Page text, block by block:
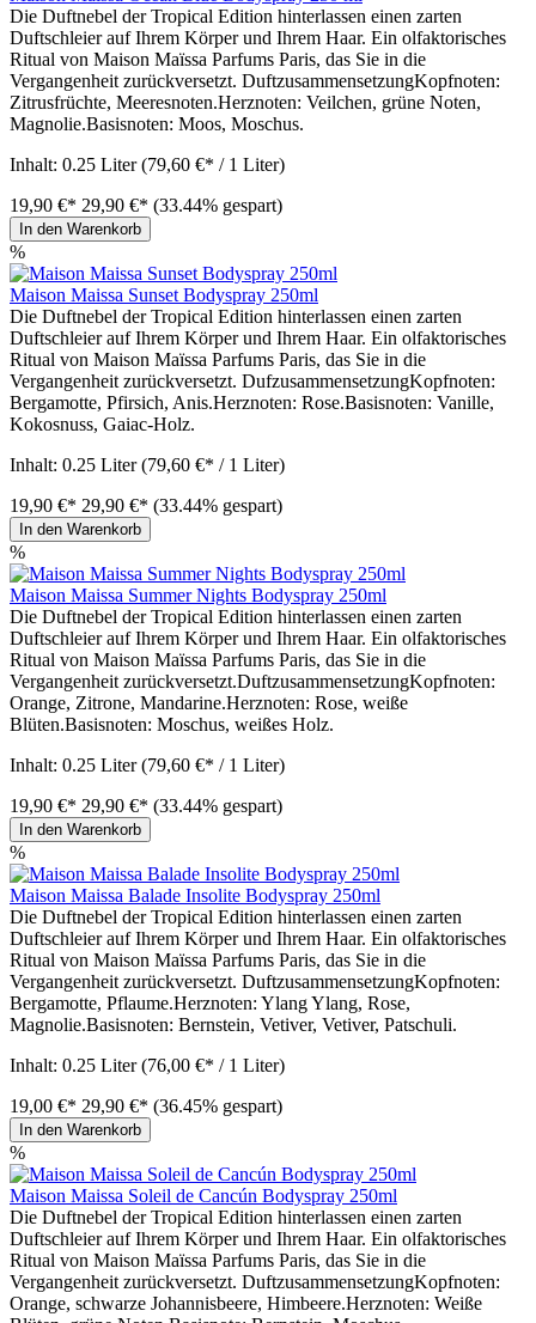
Die Duftnebel der Tropical Edition hinterlassen einen zarten
Duftschleier auf Ihrem Körper und Ihrem Haar. Ein olfaktorisches
Ritual von Maison Maïssa Parfums Paris, das Sie in die
Vergangenheit zurückversetzt. DuftzusammensetzungKopfnoten:
Zitrusfrüchte, Meeresnoten.Herznoten: Veilchen, grüne Noten,
Magnolie.Basisnoten: Moos, Moschus.
Inhalt: 0.25 Liter(79,60 €* / 1 Liter)
19,90 €* 29,90 €* (33.44% gespart)
In den Warenkorb
%
Maison Maissa Sunset Bodyspray 250ml
Die Duftnebel der Tropical Edition hinterlassen einen zarten
Duftschleier auf Ihrem Körper und Ihrem Haar. Ein olfaktorisches
Ritual von Maison Maïssa Parfums Paris, das Sie in die
Vergangenheit zurückversetzt. DufzusammensetzungKopfnoten:
Bergamotte, Pfirsich, Anis.Herznoten: Rose.Basisnoten: Vanille,
Kokosnuss, Gaiac-Holz.
Inhalt: 0.25 Liter(79,60 €* / 1 Liter)
19,90 €* 29,90 €* (33.44% gespart)
In den Warenkorb
%
Maison Maissa Summer Nights Bodyspray 250ml
Die Duftnebel der Tropical Edition hinterlassen einen zarten
Duftschleier auf Ihrem Körper und Ihrem Haar. Ein olfaktorisches
Ritual von Maison Maïssa Parfums Paris, das Sie in die
Vergangenheit zurückversetzt.DuftzusammensetzungKopfnoten:
Orange, Zitrone, Mandarine.Herznoten: Rose, weiße
Blüten.Basisnoten: Moschus, weißes Holz.
Inhalt: 0.25 Liter(79,60 €* / 1 Liter)
19,90 €* 29,90 €* (33.44% gespart)
In den Warenkorb
%
Maison Maissa Balade Insolite Bodyspray 250ml
Die Duftnebel der Tropical Edition hinterlassen einen zarten
Duftschleier auf Ihrem Körper und Ihrem Haar. Ein olfaktorisches
Ritual von Maison Maïssa Parfums Paris, das Sie in die
Vergangenheit zurückversetzt. DuftzusammensetzungKopfnoten:
Bergamotte, Pflaume.Herznoten: Ylang Ylang, Rose,
Magnolie.Basisnoten: Bernstein, Vetiver, Vetiver, Patschuli.
Inhalt: 0.25 Liter(76,00 €* / 1 Liter)
19,00 €* 29,90 €* (36.45% gespart)
In den Warenkorb
%
Maison Maissa Soleil de Cancún Bodyspray 250ml
Die Duftnebel der Tropical Edition hinterlassen einen zarten
Duftschleier auf Ihrem Körper und Ihrem Haar. Ein olfaktorisches
Ritual von Maison Maïssa Parfums Paris, das Sie in die
Vergangenheit zurückversetzt. DuftzusammensetzungKopfnoten:
Orange, schwarze Johannisbeere, Himbeere.Herznoten: Weiße